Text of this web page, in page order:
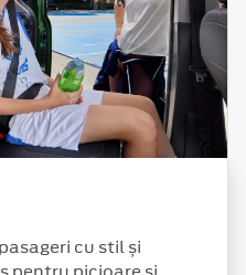
cu stil și